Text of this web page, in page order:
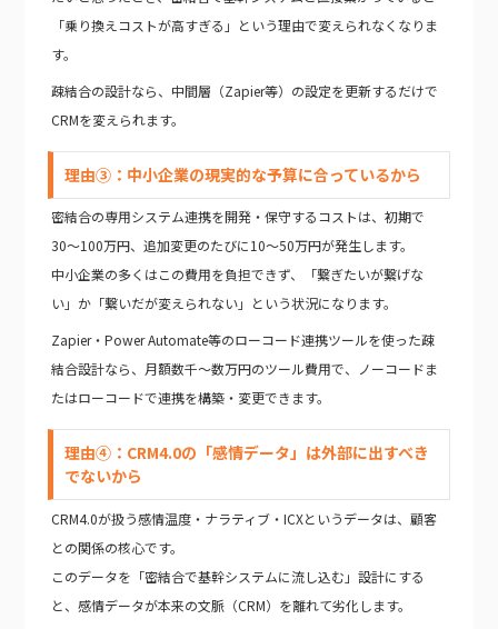
「乗り換えコストが高すぎる」という理由で変えられなくなりま
す。
疎結合の設計なら、中間層（Zapier等）の設定を更新するだけで
CRMを変えられます。
理由③：中小企業の現実的な予算に合っているから
密結合の専用システム連携を開発・保守するコストは、初期で
30〜100万円、追加変更のたびに10〜50万円が発生します。
中小企業の多くはこの費用を負担できず、「繋ぎたいが繋げな
い」か「繋いだが変えられない」という状況になります。
Zapier・Power Automate等のローコード連携ツールを使った疎
結合設計なら、月額数千〜数万円のツール費用で、ノーコードま
たはローコードで連携を構築・変更できます。
理由④：CRM4.0の「感情データ」は外部に出すべき
でないから
CRM4.0が扱う感情温度・ナラティブ・ICXというデータは、顧客
との関係の核心です。
このデータを「密結合で基幹システムに流し込む」設計にする
と、感情データが本来の文脈（CRM）を離れて劣化します。